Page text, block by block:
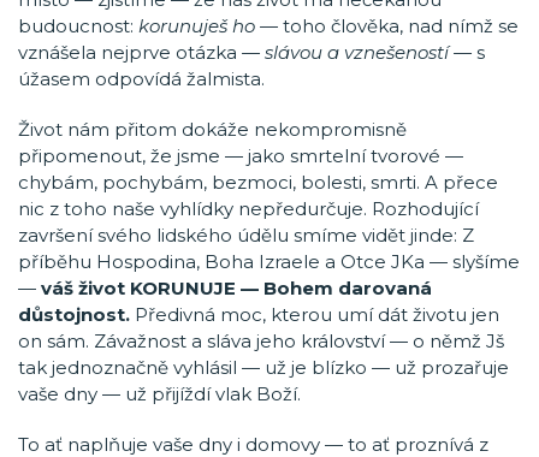
budoucnost: korunuješ ho — toho člověka, nad nímž se
vznášela nejprve otázka — slávou a vznešeností — s
úžasem odpovídá žalmista.
Život nám přitom dokáže nekompromisně
připomenout, že jsme — jako smrtelní tvorové —
chybám, pochybám, bezmoci, bolesti, smrti. A přece
nic z toho naše vyhlídky nepředurčuje. Rozhodující
završení svého lidského údělu smíme vidět jinde: Z
příběhu Hospodina, Boha Izraele a Otce JKa — slyšíme
— váš život KORUNUJE — Bohem darovaná
důstojnost. Předivná moc, kterou umí dát životu jen
on sám. Závažnost a sláva jeho království — o němž Jš
tak jednoznačně vyhlásil — už je blízko — už prozařuje
vaše dny — už přijíždí vlak Boží.
To ať naplňuje vaše dny i domovy — to ať proznívá z